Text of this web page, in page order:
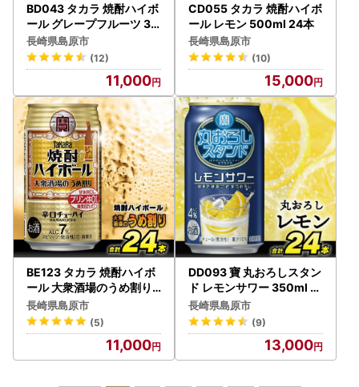
BD043 タカラ 焼酎ハイボ
ール グレープフルーツ 35
0ml 24本
長崎県島原市
(12)
11,000
CD055 タカラ 焼酎ハイボ
ール レモン 500ml 24本
長崎県島原市
(10)
15,000
BE123 タカラ 焼酎ハイボ
ール 大衆酒場のうめ割り
350ml 24本
長崎県島原市
(5)
11,000
DD093 寶 丸おろしスタン
ド レモンサワー 350ml 2
4本
長崎県島原市
(9)
13,000